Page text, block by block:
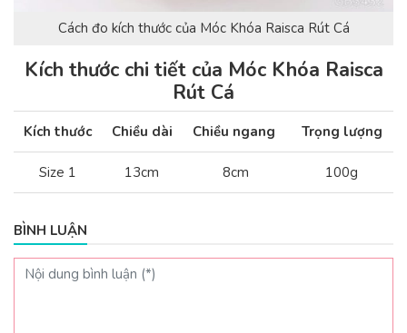
Cách đo kích thước của Móc Khóa Raisca Rút Cá
Kích thước chi tiết của Móc Khóa Raisca
Rút Cá
Kích thước Chiều dài Chiều ngang Trọng lượng
Size 1 13cm 8cm 100g
BÌNH LUẬN